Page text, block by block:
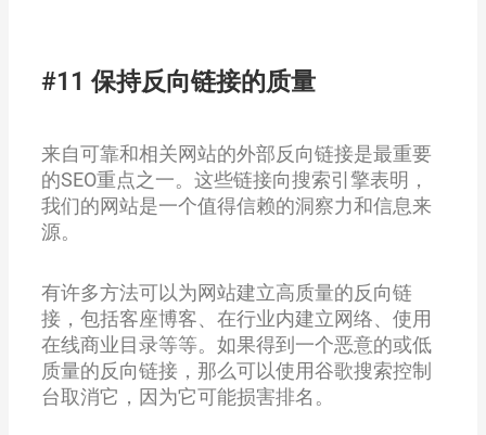
#11 保持反向链接的质量
来自可靠和相关网站的外部反向链接是最重要
的SEO重点之一。这些链接向搜索引擎表明，
我们的网站是一个值得信赖的洞察力和信息来
源。
有许多方法可以为网站建立高质量的反向链
接，包括客座博客、在行业内建立网络、使用
在线商业目录等等。如果得到一个恶意的或低
质量的反向链接，那么可以使用谷歌搜索控制
台取消它，因为它可能损害排名。